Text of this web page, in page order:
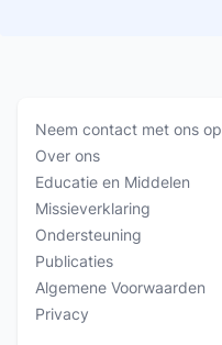
Neem contact met ons op
Over ons
Educatie en Middelen
Missieverklaring
Ondersteuning
Publicaties
Algemene Voorwaarden
Privacy